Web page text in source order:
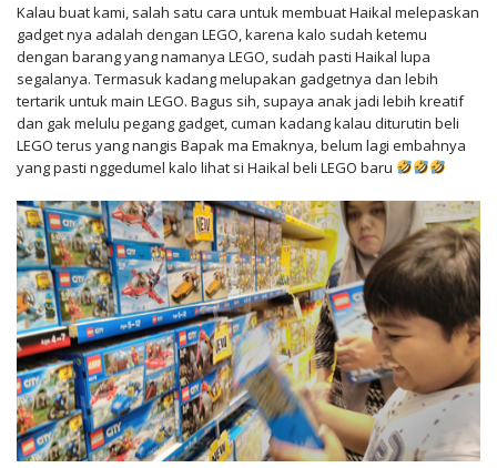
Kalau buat kami, salah satu cara untuk membuat Haikal melepaskan
gadget nya adalah dengan LEGO, karena kalo sudah ketemu
dengan barang yang namanya LEGO, sudah pasti Haikal lupa
segalanya. Termasuk kadang melupakan gadgetnya dan lebih
tertarik untuk main LEGO. Bagus sih, supaya anak jadi lebih kreatif
dan gak melulu pegang gadget, cuman kadang kalau diturutin beli
LEGO terus yang nangis Bapak ma Emaknya, belum lagi embahnya
yang pasti nggedumel kalo lihat si Haikal beli LEGO baru